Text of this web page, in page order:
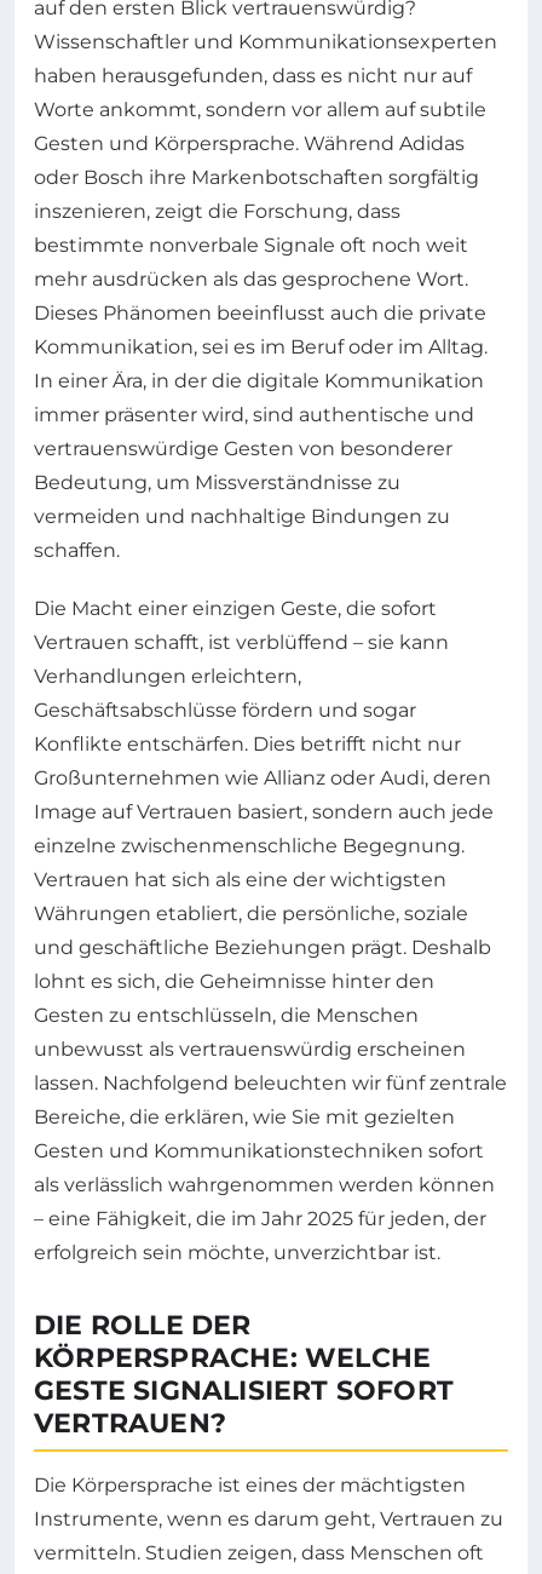
auf den ersten Blick vertrauenswürdig?
Wissenschaftler und Kommunikationsexperten
haben herausgefunden, dass es nicht nur auf
Worte ankommt, sondern vor allem auf subtile
Gesten und Körpersprache. Während Adidas
oder Bosch ihre Markenbotschaften sorgfältig
inszenieren, zeigt die Forschung, dass
bestimmte nonverbale Signale oft noch weit
mehr ausdrücken als das gesprochene Wort.
Dieses Phänomen beeinflusst auch die private
Kommunikation, sei es im Beruf oder im Alltag.
In einer Ära, in der die digitale Kommunikation
immer präsenter wird, sind authentische und
vertrauenswürdige Gesten von besonderer
Bedeutung, um Missverständnisse zu
vermeiden und nachhaltige Bindungen zu
schaffen.
Die Macht einer einzigen Geste, die sofort
Vertrauen schafft, ist verblüffend – sie kann
Verhandlungen erleichtern,
Geschäftsabschlüsse fördern und sogar
Konflikte entschärfen. Dies betrifft nicht nur
Großunternehmen wie Allianz oder Audi, deren
Image auf Vertrauen basiert, sondern auch jede
einzelne zwischenmenschliche Begegnung.
Vertrauen hat sich als eine der wichtigsten
Währungen etabliert, die persönliche, soziale
und geschäftliche Beziehungen prägt. Deshalb
lohnt es sich, die Geheimnisse hinter den
Gesten zu entschlüsseln, die Menschen
unbewusst als vertrauenswürdig erscheinen
lassen. Nachfolgend beleuchten wir fünf zentrale
Bereiche, die erklären, wie Sie mit gezielten
Gesten und Kommunikationstechniken sofort
als verlässlich wahrgenommen werden können
– eine Fähigkeit, die im Jahr 2025 für jeden, der
erfolgreich sein möchte, unverzichtbar ist.
DIE ROLLE DER
KÖRPERSPRACHE: WELCHE
GESTE SIGNALISIERT SOFORT
VERTRAUEN?
Die Körpersprache ist eines der mächtigsten
Instrumente, wenn es darum geht, Vertrauen zu
vermitteln. Studien zeigen, dass Menschen oft